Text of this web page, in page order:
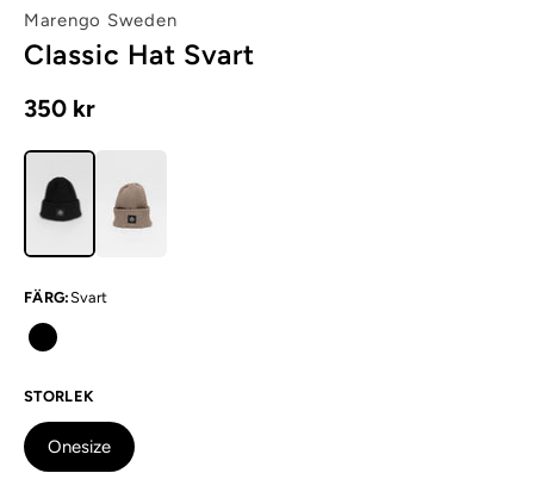
Marengo Sweden
Classic Hat Svart
350 kr
FÄRG:Svart
STORLEK
Onesize